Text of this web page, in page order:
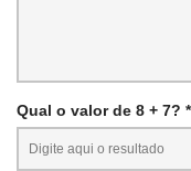
Qual o valor de 8 + 7? *